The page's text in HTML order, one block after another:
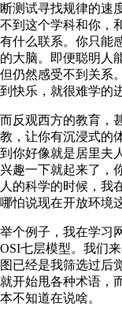
断测试寻找规律的速
不到这个学科和你，
有什么联系。你只能
的大脑。即便聪明人
但仍然感受不到关系
到快乐，就很难学的
而反观西方的教育，
教，让你有沉浸式的
到你好像就是居里夫
兴趣一下就起来了，
人的科学的时候，我
哪怕说现在开放环境
举个例子，我在学习
OSI七层模型。我们
图已经是我筛选过后
就开始甩各种术语，
本不知道在说啥。